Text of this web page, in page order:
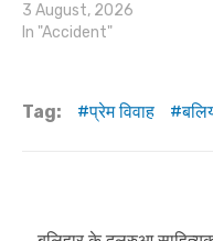
3 August, 2026
In "Accident"
Tag: प्रेम विवाह
navigation